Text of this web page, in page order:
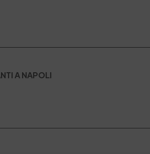
A NAPOLI